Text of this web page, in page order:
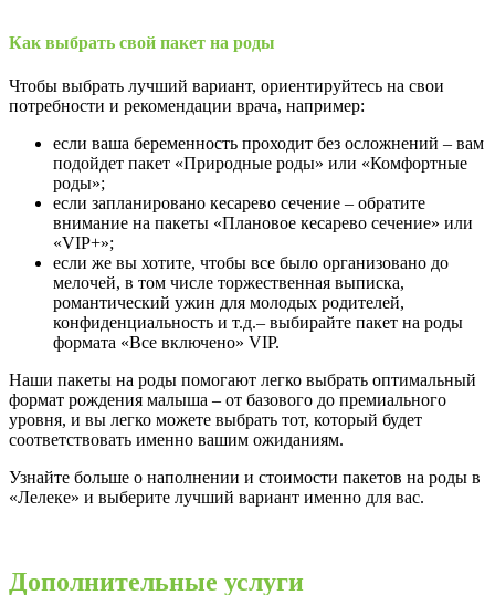
Как выбрать свой пакет на роды
Чтобы выбрать лучший вариант, ориентируйтесь на свои
потребности и рекомендации врача, например:
если ваша беременность проходит без осложнений – вам
подойдет пакет «Природные роды» или «Комфортные
роды»;
если запланировано кесарево сечение – обратите
внимание на пакеты «Плановое кесарево сечение» или
«VIP+»;
если же вы хотите, чтобы все было организовано до
мелочей, в том числе торжественная выписка,
романтический ужин для молодых родителей,
конфиденциальность и т.д.– выбирайте пакет на роды
формата «Все включено» VIP.
Наши пакеты на роды помогают легко выбрать оптимальный
формат рождения малыша – от базового до премиального
уровня, и вы легко можете выбрать тот, который будет
соответствовать именно вашим ожиданиям.
Узнайте больше о наполнении и стоимости пакетов на роды в
«Лелеке» и выберите лучший вариант именно для вас.
Дополнительные услуги